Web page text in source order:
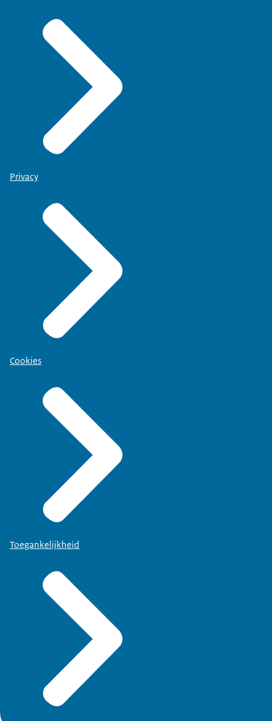
Privacy
Cookies
Toegankelijkheid